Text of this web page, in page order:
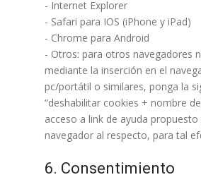
- Internet Explorer
- Safari para IOS (iPhone y iPad)
- Chrome para Android
- Otros: para otros navegadores
mediante la inserción en el
pc/portátil o similares, ponga la
“deshabilitar cookies + nombre
acceso a link de ayuda
navegador al respecto, para tal
6. Consentimiento